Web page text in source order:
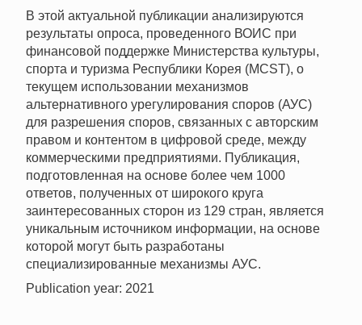
В этой актуальной публикации анализируются
результаты опроса, проведенного ВОИС при
финансовой поддержке Министерства культуры,
спорта и туризма Республики Корея (MCST), о
текущем использовании механизмов
альтернативного урегулирования споров (АУС)
для разрешения споров, связанных с авторским
правом и контентом в цифровой среде, между
коммерческими предприятиями. Публикация,
подготовленная на основе более чем 1000
ответов, полученных от широкого круга
заинтересованных сторон из 129 стран, является
уникальным источником информации, на основе
которой могут быть разработаны
специализированные механизмы АУС.
Publication year: 2021